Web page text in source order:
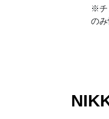
※チ
の